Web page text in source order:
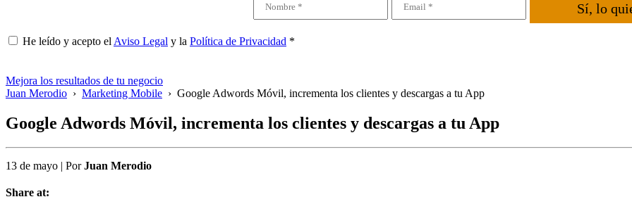
Sí, lo
He leído y acepto el Aviso Legal y la Política de Privacidad *
Mejora los resultados de tu negocio
Juan Merodio › Marketing Mobile › Google Adwords Móvil, incrementa los clientes y descargas a tu App
Google Adwords Móvil, incrementa los clientes y descargas a tu App
13 de mayo | PorJuan Merodio
Share at: